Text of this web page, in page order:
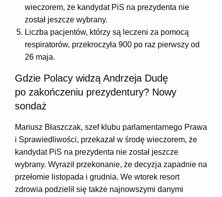
wieczorem, że kandydat PiS na prezydenta nie
został jeszcze wybrany.
Liczba pacjentów, którzy są leczeni za pomocą
respiratorów, przekroczyła 900 po raz pierwszy od
26 maja.
Gdzie Polacy widzą Andrzeja Dudę
po zakończeniu prezydentury? Nowy
sondaż
Mariusz Błaszczak, szef klubu parlamentarnego Prawa
i Sprawiedliwości, przekazał w środę wieczorem, że
kandydat PiS na prezydenta nie został jeszcze
wybrany. Wyraził przekonanie, że decyzja zapadnie na
przełomie listopada i grudnia. We wtorek resort
zdrowia podzielił się także najnowszymi danymi